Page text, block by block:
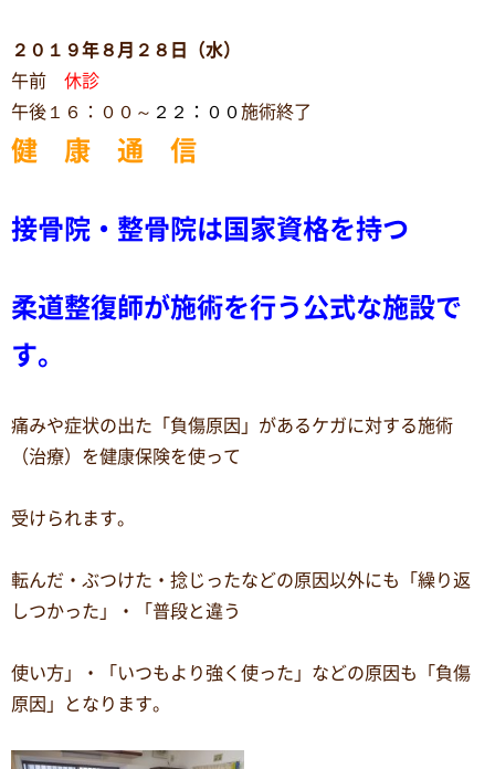
２０１９年８月２８日（水）
午前 休診
午後１６：００～ ２２：００施術終了
健 康 通 信
接骨院・整骨院は国家資格を持つ
柔道整復師が施術を行う公式な施設で
す。
痛みや症状の出た「負傷原因」があるケガに対する施術
（治療）を健康保険を使って
受けられます。
転んだ・ぶつけた・捻じったなどの原因以外にも「繰り返
しつかった」・「普段と違う
使い方」・「いつもより強く使った」などの原因も「負傷
原因」となります。